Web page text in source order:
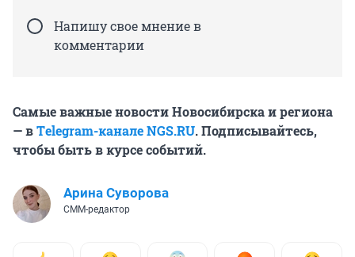
Напишу свое мнение в
комментарии
Самые важные новости Новосибирска и региона
— вТelegram-канале NGS.RU. Подписывайтесь,
чтобы быть в курсе событий.
Арина Суворова
СММ-редактор